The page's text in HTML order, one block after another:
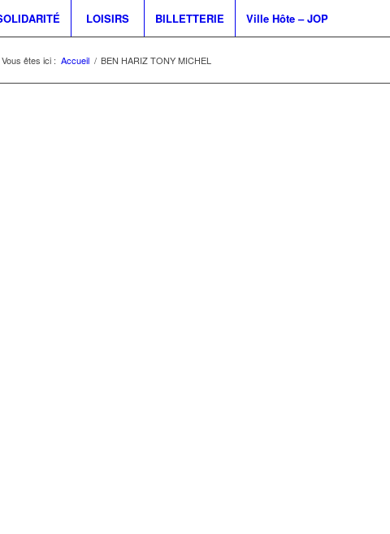
LOISIRS BILLETTERIE Ville Hôte – JOP
Vous êtes ici : Accueil / BEN HARIZ TONY MICHEL